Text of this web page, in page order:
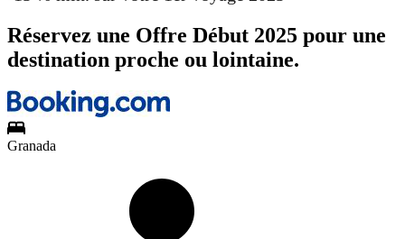
Réservez une Offre Début 2025 pour une
destination proche ou lointaine.
Granada